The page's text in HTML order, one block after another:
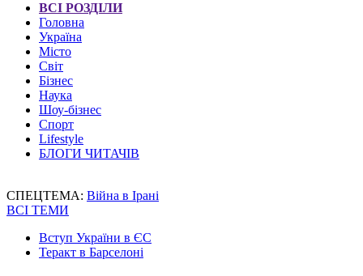
ВСІ РОЗДІЛИ
Головна
Україна
Місто
Світ
Бізнес
Наука
Шоу-бізнес
Спорт
Lifestyle
БЛОГИ ЧИТАЧІВ
СПЕЦТЕМА: Війна в Ірані
ВСІ ТЕМИ
Вступ України в ЄС
Теракт в Барселоні